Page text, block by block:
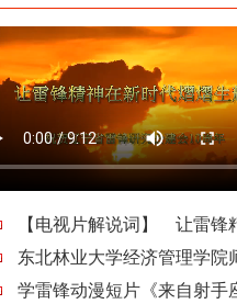
讲座预告：告诉你一个真实的